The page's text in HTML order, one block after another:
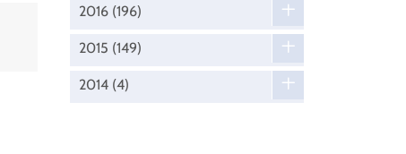
2016 (196)
2015 (149)
2014 (4)